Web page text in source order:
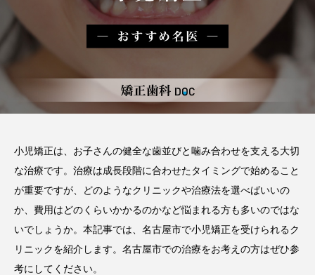
テスト用_東京都おすすめの矯
正歯科の名医28人
2026.06.12
マウスピース型矯正治療後に
保定は必要?リテーナーの装着
期間や時間、注意点も解説
注目のトピック
おすすめ名医一覧 コラム
マウスピース矯正 治療
小児矯正は、お子さんの健全な歯並びと噛み合わせを支える大切
な治療です。治療は成長段階に合わせたタイミングで始めること
が重要ですが、どのようなクリニックや治療法を選べばいいの
か、費用はどのくらいかかるのかなど悩まれる方も多いのではな
いでしょうか。本記事では、名古屋市で小児矯正を受けられるク
リニックを紹介します。名古屋市での治療をお考えの方はぜひ参
考にしてください。